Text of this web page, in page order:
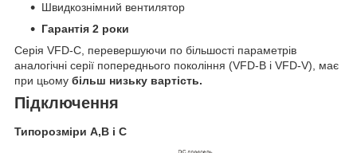
Швидкознімний вентилятор
Гарантія 2 роки
Серія VFD-C, перевершуючи по більшості параметрів
аналогічні серії попереднього покоління (VFD-B і VFD-V), має
при цьому більш низьку вартість.
Підключення
Типорозміри А,В і С